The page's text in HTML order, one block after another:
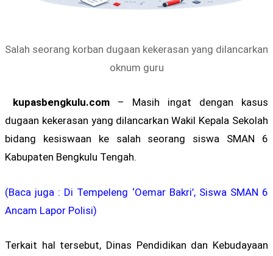
Salah seorang korban dugaan kekerasan yang dilancarkan
oknum guru
kupasbengkulu.com – Masih ingat dengan kasus
dugaan kekerasan yang dilancarkan Wakil Kepala Sekolah
bidang kesiswaan ke salah seorang siswa SMAN 6
Kabupaten Bengkulu Tengah.
(Baca juga : Di Tempeleng ‘Oemar Bakri’, Siswa SMAN 6
Ancam Lapor Polisi)
Terkait hal tersebut, Dinas Pendidikan dan Kebudayaan